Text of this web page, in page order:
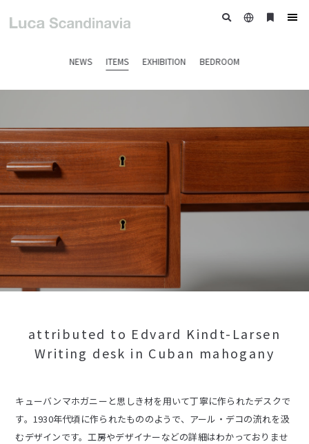
NEWS ITEMS EXHIBITION BEDROOM
日
ブ
ー
attributed to Edvard Kindt-Larsen
Writing desk in Cuban mahogany
キューバンマホガニーと思しき材を用いて丁寧に作られたデスクで
す。1930年代頃に作られたもののようで、アール・デコの流れを汲
むデザインです。工房やデザイナーなどの詳細はわかっておりませ